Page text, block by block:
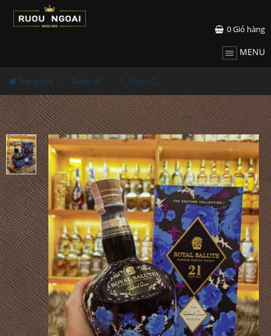
0Giỏ hàng
MENU
Trang chủ Rượu Whisky Rượu Chivas 21YO Richard Quinn Black The Couture Collection I